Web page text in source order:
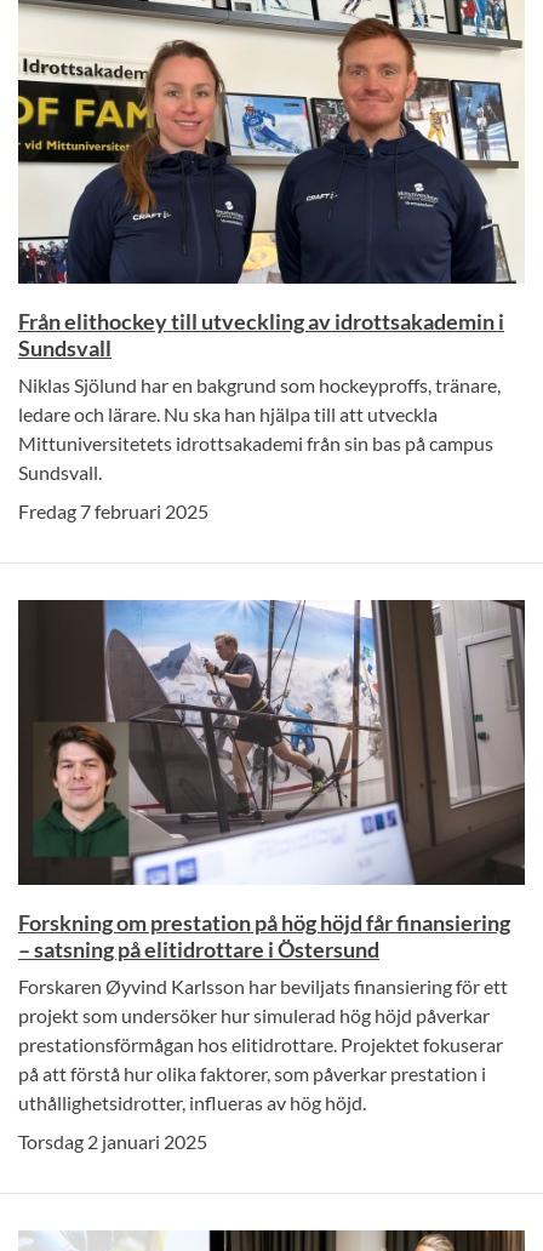
Från elithockey till utveckling av idrottsakademin i
Sundsvall
Niklas Sjölund har en bakgrund som hockeyproffs, tränare,
ledare och lärare. Nu ska han hjälpa till att utveckla
Mittuniversitetets idrottsakademi från sin bas på campus
Sundsvall.
Fredag 7 februari 2025
Forskning om prestation på hög höjd får finansiering
– satsning på elitidrottare i Östersund
Forskaren Øyvind Karlsson har beviljats finansiering för ett
projekt som undersöker hur simulerad hög höjd påverkar
prestationsförmågan hos elitidrottare. Projektet fokuserar
på att förstå hur olika faktorer, som påverkar prestation i
uthållighetsidrotter, influeras av hög höjd.
Torsdag 2 januari 2025